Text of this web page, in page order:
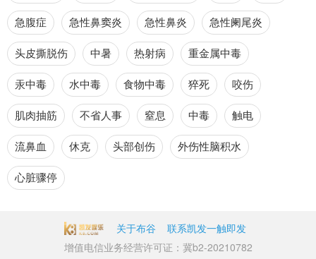
急腹症 急性鼻窦炎 急性鼻炎 急性阑尾炎
头皮撕脱伤 中暑 热射病 重金属中毒
汞中毒 水中毒 食物中毒 猝死 咬伤
肌肉抽筋 不省人事 窒息 中毒 触电
流鼻血 休克 头部创伤 外伤性脑积水
心脏骤停
关于布谷
联系凯发一触即发
增值电信业务经营许可证：冀b2-20210782